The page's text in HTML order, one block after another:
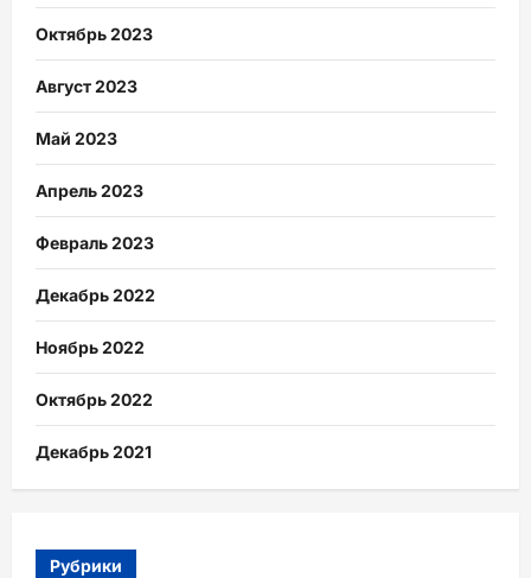
Октябрь 2023
Август 2023
Май 2023
Апрель 2023
Февраль 2023
Декабрь 2022
Ноябрь 2022
Октябрь 2022
Декабрь 2021
Рубрики